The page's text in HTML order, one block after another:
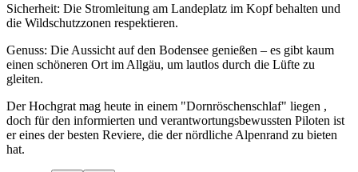
Sicherheit: Die Stromleitung am Landeplatz im Kopf behalten und
die Wildschutzzonen respektieren.
Genuss: Die Aussicht auf den Bodensee genießen – es gibt kaum
einen schöneren Ort im Allgäu, um lautlos durch die Lüfte zu
gleiten.
Der Hochgrat mag heute in einem "Dornröschenschlaf" liegen ,
doch für den informierten und verantwortungsbewussten Piloten ist
er eines der besten Reviere, die der nördliche Alpenrand zu bieten
hat.